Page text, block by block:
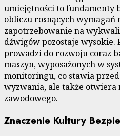
umiejętności to fundamenty
obliczu rosnących
zapotrzebowanie na
dźwigów pozostaje wysokie.
prowadzi do rozwoju coraz
maszyn, wyposażonych w
monitoringu, co stawia
wyzwania, ale także
zawodowego.
Znaczenie Kultury